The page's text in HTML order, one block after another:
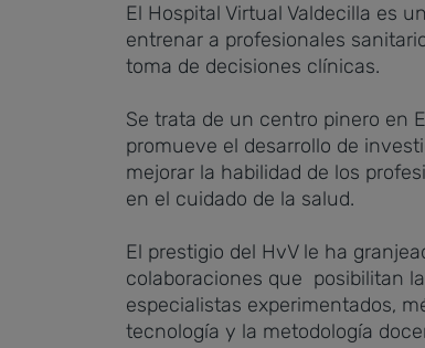
El Hospital Virtual Valdecilla es
entrenar a profesionales
toma de decisiones clínicas.
Se trata de un centro pinero en
promueve el desarrollo de
mejorar la habilidad de los
en el cuidado de la salud.
El prestigio del HvV le ha
colaboraciones que posibilitan
especialistas experimentados,
tecnología y la metodología